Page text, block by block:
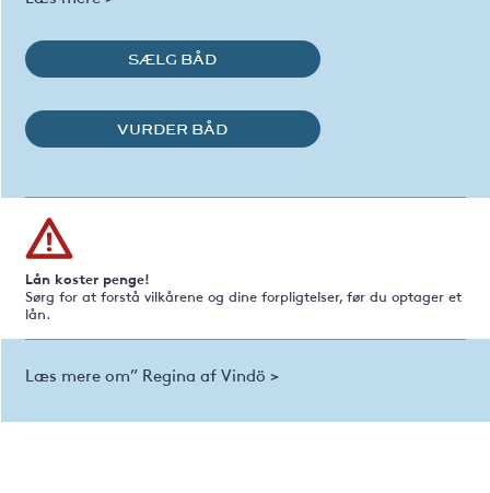
SÆLG BÅD
VURDER BÅD
Lån koster penge!
Sørg for at forstå vilkårene og dine forpligtelser, før du optager et
lån.
Læs mere om” Regina af Vindö >